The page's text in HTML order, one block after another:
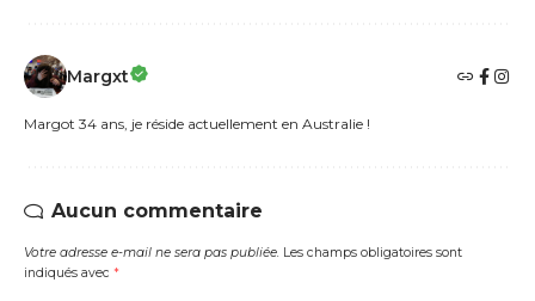
Margxt
Margot 34 ans, je réside actuellement en Australie !
Aucun commentaire
Votre adresse e-mail ne sera pas publiée. Les champs obligatoires sont
indiqués avec *